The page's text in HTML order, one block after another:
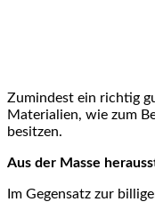
Zumindest ein richtig
Materialien, wie zum
besitzen.
Aus der Masse
Im Gegensatz zur